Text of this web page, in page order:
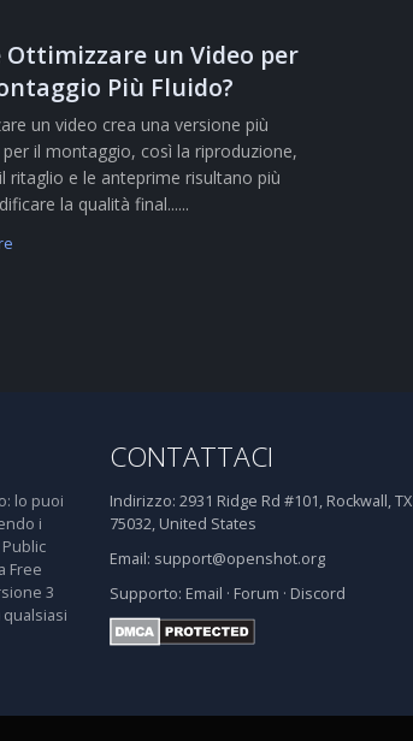
Ottimizzare un Video per
Più Fluido?
un video crea una versione più
il montaggio, così la riproduzione,
ritaglio e le anteprime risultano più
la qualità final......
lo puoi
i
Free
3
CONTATTACI
Indirizzo: 2931 Ridge Rd #101, Rockwall, TX
75032, United States
Email: support@openshot.org
Supporto: Email · Forum · Discord